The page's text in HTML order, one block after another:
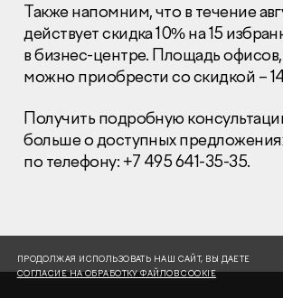
Раскрытие информации
Правовая информация
Сообщить о коррупции
+7 (495) 502 95 59
Отдел продаж
© 2001-2026 Компания «Пионер»
Также напомним, что в течение
действует скидка 10% на 15
в бизнес-центре. Площадь
можно приобрести со скидкой –
Получить подробную
больше о доступных
по телефону: +7 495 641-35-35.
ПРОДОЛЖАЯ ИСПОЛЬЗОВАТЬ НАШ САЙТ, ВЫ ДАЕТЕ
СОГЛАСИЕ НА ОБРАБОТКУ ФАЙЛОВ COOKIE